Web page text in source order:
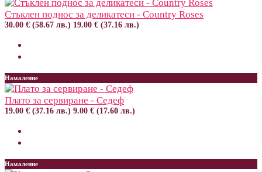
Стъклен поднос за деликатеси - Country Roses
30.00 € (58.67 лв.) 19.00 € (37.16 лв.)
Намаление
Плато за сервиране - Седеф
19.00 € (37.16 лв.) 9.00 € (17.60 лв.)
Намаление